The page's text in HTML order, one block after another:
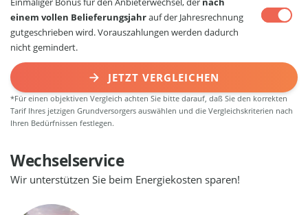
einem vollen Belieferungsjahrauf der Jahresrechnung
gutgeschrieben wird. Vorauszahlungen werden dadurch
nicht gemindert.
JETZT VERGLEICHEN
*Für einen objektiven Vergleich achten Sie bitte darauf, daß Sie den korrekten
Tarif Ihres jetzigen Grundversorgers auswählen und die Vergleichskriterien nach
Ihren Bedürfnissen festlegen.
Wechselservice
Wir unterstützen Sie beim Energiekosten sparen!